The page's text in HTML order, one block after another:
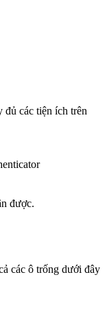
đủ các tiện ích trên
được.
các ô trống dưới đây